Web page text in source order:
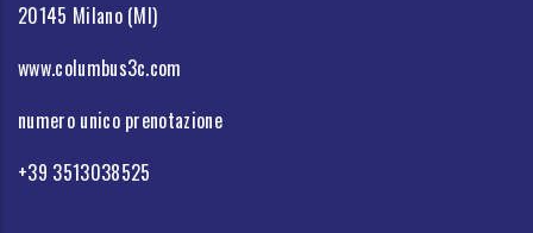
20145 Milano (MI)
www.columbus3c.com
numero unico prenotazione
+39 3513038525